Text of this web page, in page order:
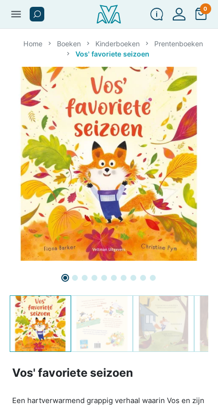
menu 0
Home Boeken Kinderboeken
Prentenboeken
Vos' favoriete seizoen
Vos' favoriete seizoen
Een hartverwarmend grappig verhaal waarin Vos en zijn